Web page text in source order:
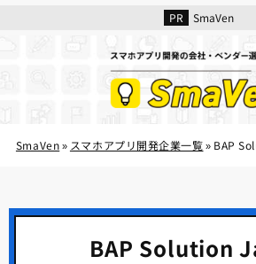
SmaVen
SmaVen» スマホアプリ開発企業一覧» BAP
BAP Solution